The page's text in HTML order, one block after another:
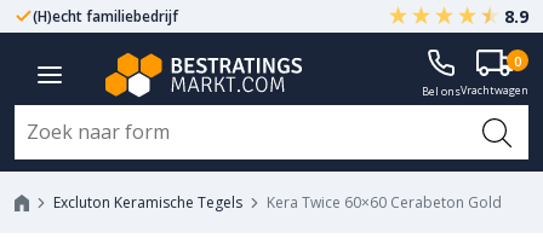
(H)echt familiebedrijf Gegarandeerd A-kwaliteit
8.9
Bel onsVrachtwagen
0
Excluton Keramische Tegels Kera Twice 60×60 Cerabeton Gold
Kera Twice 60x60 Cerabeton Gold